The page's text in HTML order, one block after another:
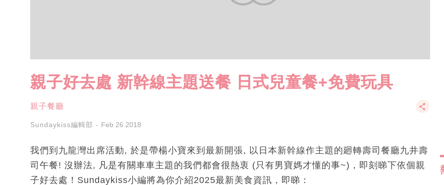
親子好去處 新幹線主題送餐 日式兒童餐+免費玩具
親子餐廳
Sundaykiss編輯部 Feb 26 2018
我們到九龍灣出席活動, 於是帶楊小寶來到最新開張, 以日本新幹線作主題的廻轉壽司餐廳九井壽
司午餐! 沒辦法, 凡是有關車車主題的我們都會很熱衷 (只有男寶媽才懂的事~)，即刻睇下依個親
子好去處！Sundaykiss小編將為你介紹2025最新美食資訊，即睇：